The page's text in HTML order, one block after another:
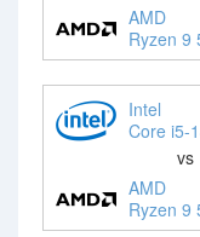
AMD
Ryzen 9
Intel
Core i5-
vs
AMD
Ryzen 9